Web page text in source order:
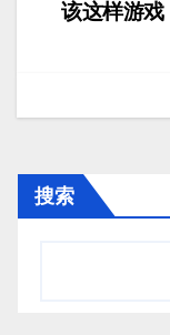
导
该这样游戏
搜索